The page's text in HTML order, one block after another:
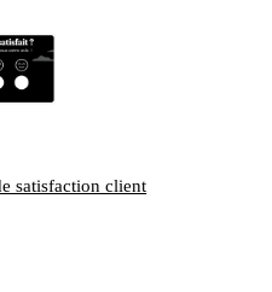
satisfaction client